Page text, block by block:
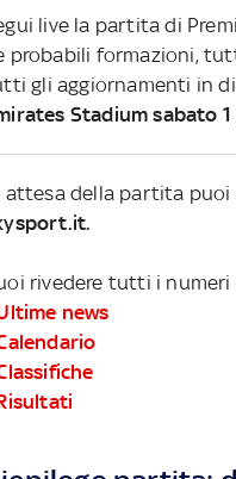
live la partita di
probabili formazioni,
gli aggiornamenti in
Stadium sabato
attesa della partita
rivedere tutti i numeri
news